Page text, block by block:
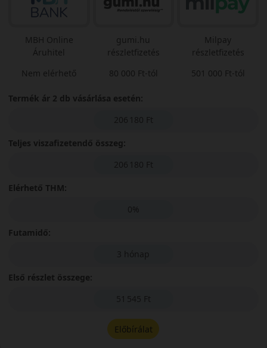
MBH Online
Áruhitel
Nem elérhető
gumi.hu
részletfizetés
80 000 Ft-tól
Milpay
részletfizetés
501 000 Ft-tól
Termék ár 2 db vásárlása esetén:
206 180 Ft
Teljes viszafizetendő összeg:
206 180 Ft
Elérhető THM:
0%
Futamidő:
3 hónap
Első részlet összege:
51 545 Ft
Előbírálat